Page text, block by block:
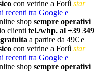
con vetrine a Forlì star
recenti tra Google e
shop sempre operativi
clienti tel./whp. al +39 349
gratuita a partire da 49€ e
con vetrine a Forlì star
recenti tra Google e
shop sempre operativi